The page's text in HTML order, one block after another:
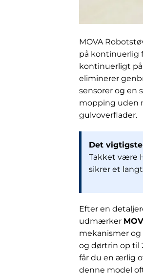
MOVA
på kontinuerlig
kontinuerligt
eliminerer
sensorer og en
mopping uden
gulvoverflader.
Det
Takket være
sikrer et
Efter en
udmærker
mekanismer
og dørtrin op til
får du en ærlig
denne model